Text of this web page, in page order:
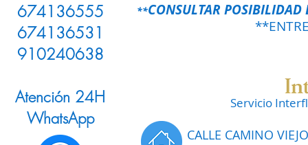
674136555
674136531
910240638
Atención 24H
WhatsApp
**CONSULTAR POSIBILIDAD
Servicio
CALLE CAMINO